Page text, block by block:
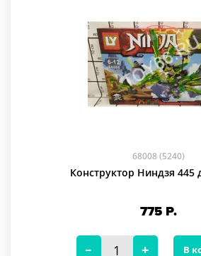
68008 (5240)
Конструктор Ниндзя 445
775 Р.
В